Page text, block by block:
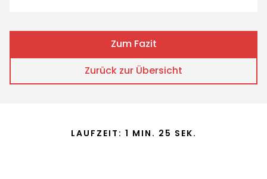
Zum Fazit
Zurück zur Übersicht
LAUFZEIT: 1 MIN. 25 SEK.